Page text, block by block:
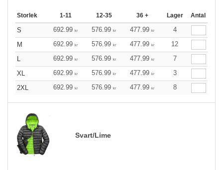
Storlek 1-11 12-35 36 + Lager Antal
S 692.99 kr 576.99 kr 477.99 kr
4
M
692.99 kr 576.99 kr 477.99 kr
12
L
692.99 kr 576.99 kr 477.99 kr
7
XL
692.99 kr 576.99 kr 477.99 kr
3
2XL
692.99 kr 576.99 kr 477.99 kr 8
Svart/Lime